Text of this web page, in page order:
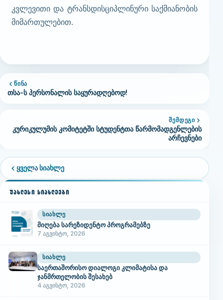
კვლევითი და ტრანსდისციპლინური საქმიანობის
მიმართულებით.
ᲬᲘᲜᲐ
თსა-ს პერსონალის საყურადღებოდ!
ᲨᲔᲛᲓᲔᲒᲘ
კურიკულუმის კომიტეტში სტუდენტთა წარმომადგენლების
არჩევნები
ყველა სიახლე
ᲣᲐᲮᲚᲔᲡᲘ ᲡᲘᲐᲮᲚᲔᲔᲑᲘ
ᲡᲘᲐᲮᲚᲔ
მიღება სარეზიდენტო პროგრამებზე
7 აგვისტო, 2026
ᲡᲘᲐᲮᲚᲔ
საერთაშორისო დიალოგი კლიმატისა და
ჯანმრთელობის შესახებ
4 აგვისტო, 2026